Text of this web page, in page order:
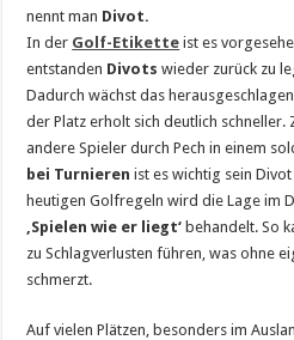
nennt man Divot.
In der Golf-Etikette ist es
entstanden Divots wieder zurück zu
Dadurch wächst das
der Platz erholt sich deutlich
andere Spieler durch Pech in einem
bei Turnieren ist es wichtig sein
heutigen Golfregeln wird die Lage im
‚Spielen wie er liegt‘ behandelt. So
zu Schlagverlusten führen, was ohne
schmerzt.
Auf vielen Plätzen, besonders im